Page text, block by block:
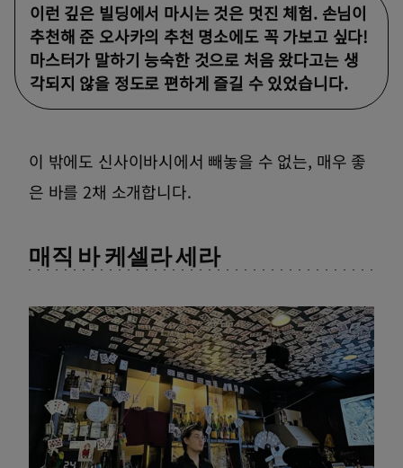
이런 깊은 빌딩에서 마시는 것은 멋진 체험. 손님이
추천해 준 오사카의 추천 명소에도 꼭 가보고 싶다!
마스터가 말하기 능숙한 것으로 처음 왔다고는 생
각되지 않을 정도로 편하게 즐길 수 있었습니다.
이 밖에도 신사이바시에서 빼놓을 수 없는, 매우 좋
은 바를 2채 소개합니다.
매직 바 케셀라 세라